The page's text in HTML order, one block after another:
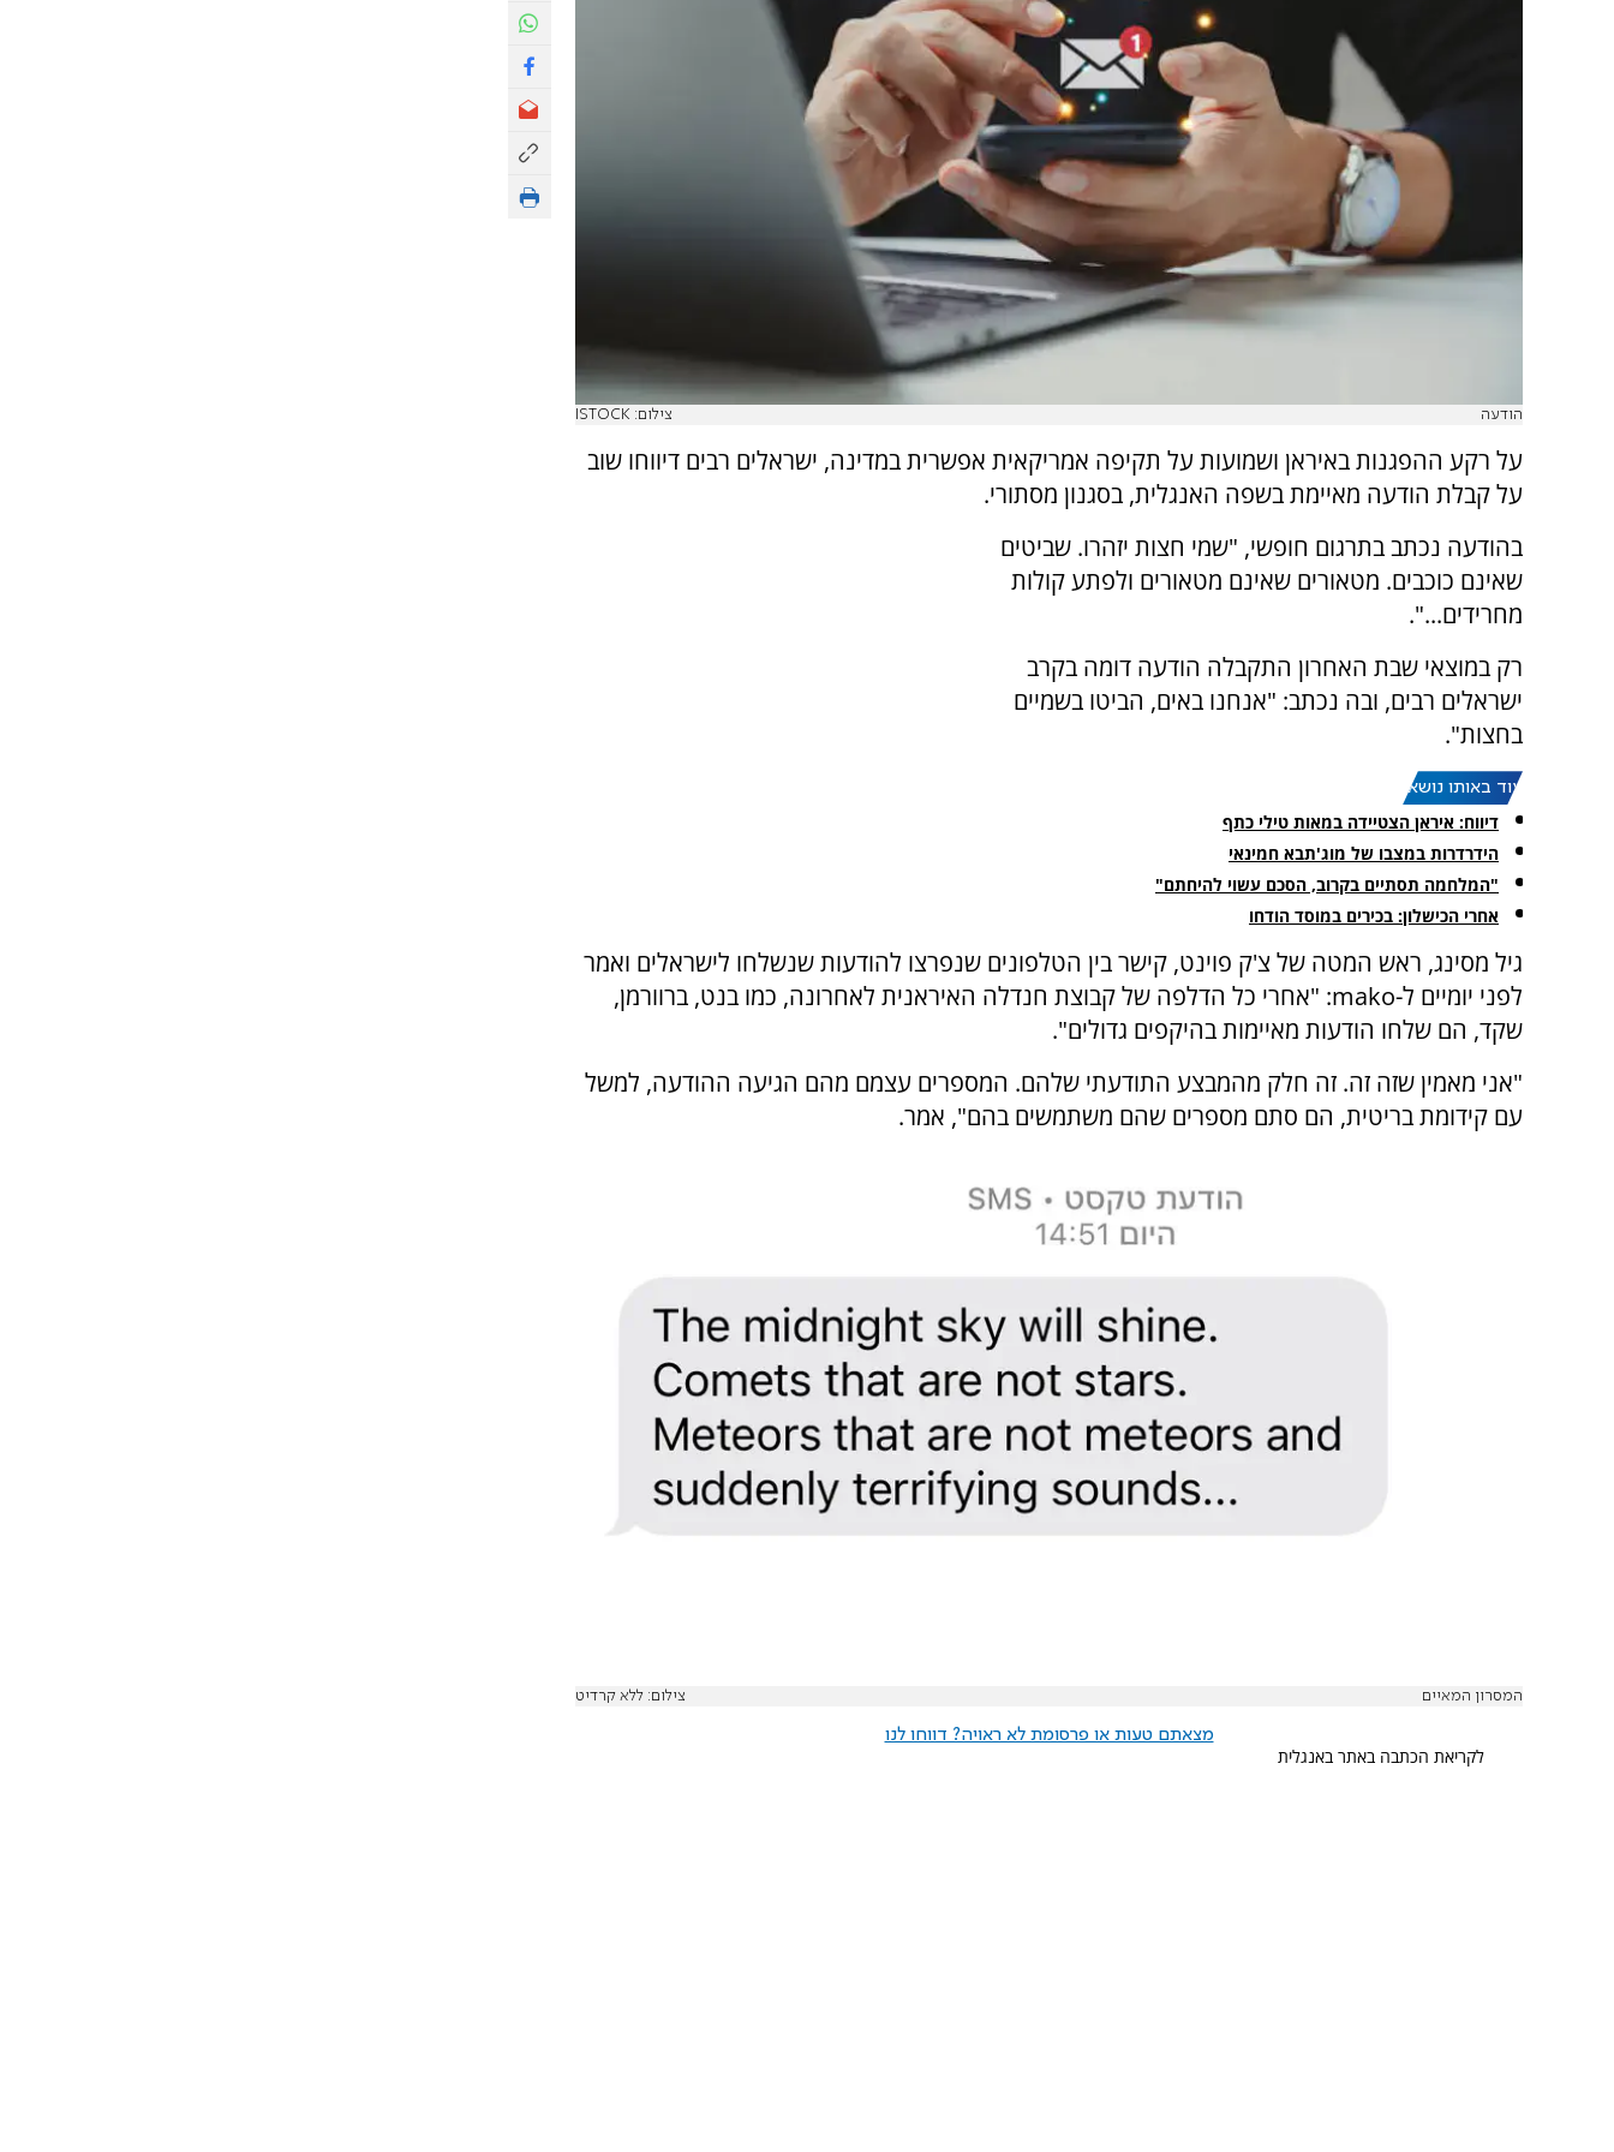
הודעה צילום: ISTOCK
על רקע ההפגנות באיראן ושמועות על תקיפה אמריקאית אפשרית במדינה, ישראלים רבים דיווחו שוב
על קבלת הודעה מאיימת בשפה האנגלית, בסגנון מסתורי.
בהודעה נכתב בתרגום חופשי, "שמי חצות יזהרו. שביטים
שאינם כוכבים. מטאורים שאינם מטאורים ולפתע קולות
מחרידים...".
רק במוצאי שבת האחרון התקבלה הודעה דומה בקרב
ישראלים רבים, ובה נכתב: "אנחנו באים, הביטו בשמיים
בחצות".
עוד באותו נושא:
דיווח: איראן הצטיידה במאות טילי כתף
הידרדרות במצבו של מוג'תבא חמינאי
"המלחמה תסתיים בקרוב, הסכם עשוי להיחתם"
אחרי הכישלון: בכירים במוסד הודחו
גיל מסינג, ראש המטה של צ'ק פוינט, קישר בין הטלפונים שנפרצו להודעות שנשלחו לישראלים ואמר
לפני יומיים ל-mako: "אחרי כל הדלפה של קבוצת חנדלה האיראנית לאחרונה, כמו בנט, ברוורמן,
שקד, הם שלחו הודעות מאיימות בהיקפים גדולים".
"אני מאמין שזה זה. זה חלק מהמבצע התודעתי שלהם. המספרים עצמם מהם הגיעה ההודעה, למשל
עם קידומת בריטית, הם סתם מספרים שהם משתמשים בהם", אמר.
המסרון המאיים צילום: ללא קרדיט
מצאתם טעות או פרסומת לא ראויה? דווחו לנו
לקריאת הכתבה באתר באנגלית